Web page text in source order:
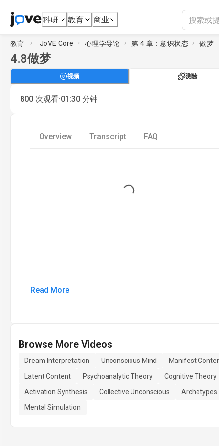
科研 教育 商业
教育 JoVE Core 心理学导论 第 4 章：意识状态 做梦
4.8做梦
视频 测验
800 次观看·01:30 分钟
Overview Transcript FAQ
Loading...
Read More
Browse More Videos
Dream Interpretation Unconscious Mind
Manifest
Latent Content
Psychoanalytic Theory
Cognitive Theory
Activation Synthesis
Collective Unconscious
Archetypes
Mental Simulation